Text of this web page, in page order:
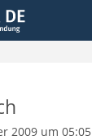
2009 um 05:05